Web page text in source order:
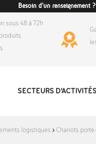
Besoin d'un
sous 48 à 72h
SECTEURS D’ACTIVITÉS
logistiques Chariots